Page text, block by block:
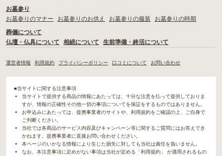
お墓参り
お墓参りのマナー
お墓参りのお供え お墓参りの服装
お墓参りの時期
葬儀について
仏壇・仏具について
相続について 生前準備・終活について
運営者情報 利用規約 プライバシーポリシー 口コミについて お問い合わせ
■当サイトに関する注意事項
当サイトで提供する商品の情報にあたっては、十分な注意を払って提供しておりま
すが、情報の正確性その他一切の事項についてを保証をするものではありません。
お申込みにあたっては、提携事業者のサイトや、利用規約をご確認の上、ご自身で
ご判断ください。
当社では各商品のサービス内容及びキャンペーン等に関するご質問にはお答えでき
かねます。提携事業者に直接お問い合わせください。
本ページのいかなる情報により生じた損失に対しても当社は責任を負いません。
なお、本注意事項に定めがない事項は当社が定める「利用規約」 が適用されるもの